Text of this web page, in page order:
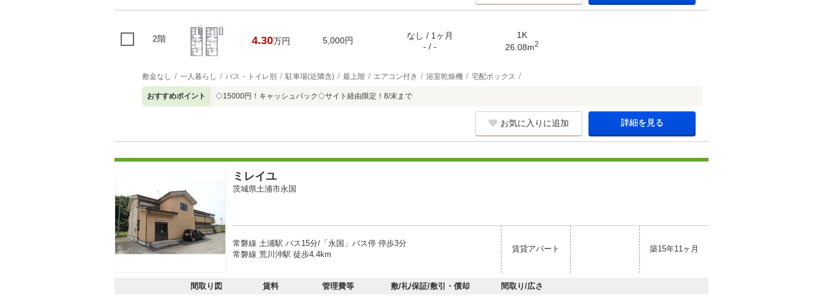
2階 4.30万円 5,000円
なし / 1ヶ月
- / -
1K
26.08m2
敷金なし 一人暮らし バス・トイレ別 駐車場(近隣含) 最上階 エアコン付き 浴室乾燥機 宅配ボックス
おすすめポイント ◇15000円！キャッシュバック◇サイト経由限定！8/末まで
お気に入りに追加 詳細を見る
ミレイユ
茨城県土浦市永国
常磐線 土浦駅 バス15分/「永国」バス停 停歩3分
常磐線 荒川沖駅 徒歩4.4km
賃貸アパート 築15年11ヶ月
間取り図 賃料 管理費等 敷/礼/保証/敷引・償却 間取り/広さ